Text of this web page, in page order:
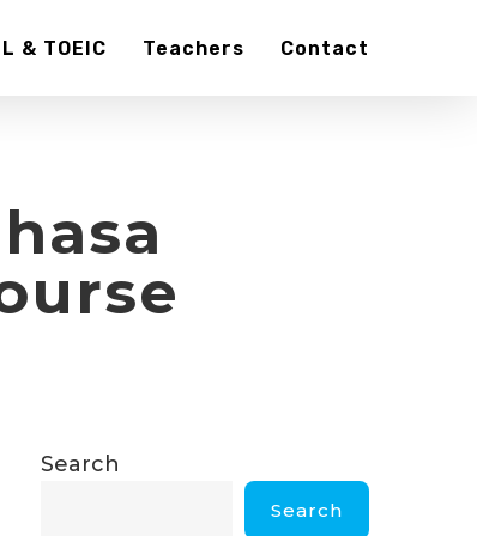
& TOEIC Teachers Contact
Search
Search